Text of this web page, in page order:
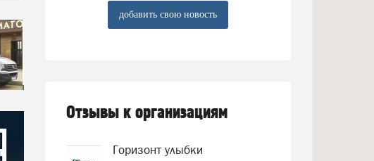
добавить свою новость
Отзывы к организациям
Горизонт улыбки